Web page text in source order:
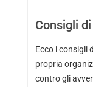
Consigli
Ecco i consigli
propria
contro gli